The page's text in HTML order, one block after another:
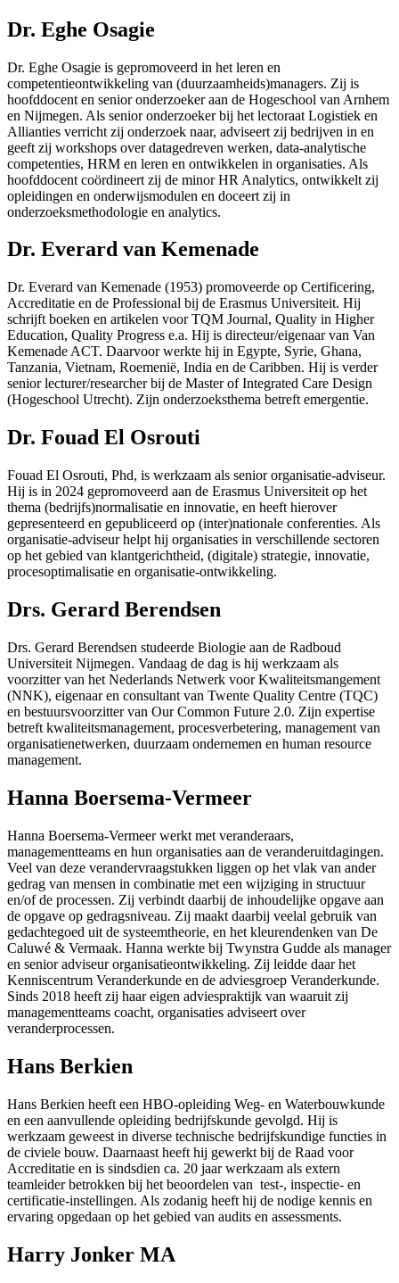
Dr. Eghe Osagie
Dr. Eghe Osagie is gepromoveerd in het leren en
competentieontwikkeling van (duurzaamheids)managers. Zij is
hoofddocent en senior onderzoeker aan de Hogeschool van Arnhem
en Nijmegen. Als senior onderzoeker bij het lectoraat Logistiek en
Allianties verricht zij onderzoek naar, adviseert zij bedrijven in en
geeft zij workshops over datagedreven werken, data-analytische
competenties, HRM en leren en ontwikkelen in organisaties. Als
hoofddocent coördineert zij de minor HR Analytics, ontwikkelt zij
opleidingen en onderwijsmodulen en doceert zij in
onderzoeksmethodologie en analytics.
Dr. Everard van Kemenade
Dr. Everard van Kemenade (1953) promoveerde op Certificering,
Accreditatie en de Professional bij de Erasmus Universiteit. Hij
schrijft boeken en artikelen voor TQM Journal, Quality in Higher
Education, Quality Progress e.a. Hij is directeur/eigenaar van Van
Kemenade ACT. Daarvoor werkte hij in Egypte, Syrie, Ghana,
Tanzania, Vietnam, Roemenië, India en de Caribben. Hij is verder
senior lecturer/researcher bij de Master of Integrated Care Design
(Hogeschool Utrecht). Zijn onderzoeksthema betreft emergentie.
Dr. Fouad El Osrouti
Fouad El Osrouti, Phd, is werkzaam als senior organisatie-adviseur.
Hij is in 2024 gepromoveerd aan de Erasmus Universiteit op het
thema (bedrijfs)normalisatie en innovatie, en heeft hierover
gepresenteerd en gepubliceerd op (inter)nationale conferenties. Als
organisatie-adviseur helpt hij organisaties in verschillende sectoren
op het gebied van klantgerichtheid, (digitale) strategie, innovatie,
procesoptimalisatie en organisatie-ontwikkeling.
Drs. Gerard Berendsen
Drs. Gerard Berendsen studeerde Biologie aan de Radboud
Universiteit Nijmegen. Vandaag de dag is hij werkzaam als
voorzitter van het Nederlands Netwerk voor Kwaliteitsmangement
(NNK), eigenaar en consultant van Twente Quality Centre (TQC)
en bestuursvoorzitter van Our Common Future 2.0. Zijn expertise
betreft kwaliteitsmanagement, procesverbetering, management van
organisatienetwerken, duurzaam ondernemen en human resource
management.
Hanna Boersema-Vermeer
Hanna Boersema-Vermeer werkt met veranderaars,
managementteams en hun organisaties aan de veranderuitdagingen.
Veel van deze verandervraagstukken liggen op het vlak van ander
gedrag van mensen in combinatie met een wijziging in structuur
en/of de processen. Zij verbindt daarbij de inhoudelijke opgave aan
de opgave op gedragsniveau. Zij maakt daarbij veelal gebruik van
gedachtegoed uit de systeemtheorie, en het kleurendenken van De
Caluwé & Vermaak. Hanna werkte bij Twynstra Gudde als manager
en senior adviseur organisatieontwikkeling. Zij leidde daar het
Kenniscentrum Veranderkunde en de adviesgroep Veranderkunde.
Sinds 2018 heeft zij haar eigen adviespraktijk van waaruit zij
managementteams coacht, organisaties adviseert over
veranderprocessen.
Hans Berkien
Hans Berkien heeft een HBO-opleiding Weg- en Waterbouwkunde
en een aanvullende opleiding bedrijfskunde gevolgd. Hij is
werkzaam geweest in diverse technische bedrijfskundige functies in
de civiele bouw. Daarnaast heeft hij gewerkt bij de Raad voor
Accreditatie en is sindsdien ca. 20 jaar werkzaam als extern
teamleider betrokken bij het beoordelen van test-, inspectie- en
certificatie-instellingen. Als zodanig heeft hij de nodige kennis en
ervaring opgedaan op het gebied van audits en assessments.
Harry Jonker MA